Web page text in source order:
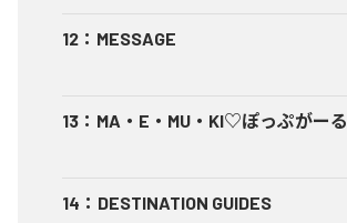
12 ： MESSAGE
13 ： MA・E・MU・KI♡ぽっぷがーる
14 ： DESTINATION GUIDES